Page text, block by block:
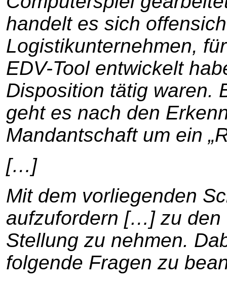
handelt es sich
Logistikunternehmen,
EDV-Tool entwickelt
Disposition tätig waren.
geht es nach den
Mandantschaft um ein
[…]
Mit dem vorliegenden
aufzufordern […] zu den
Stellung zu nehmen.
folgende Fragen zu